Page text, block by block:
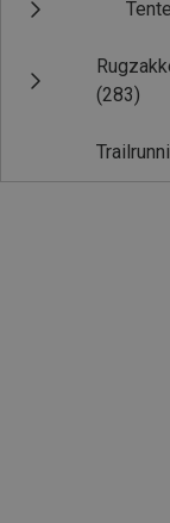
(283)